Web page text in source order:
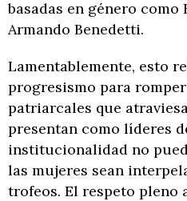
basadas en género
Armando Benedetti.
Lamentablemente, esto
progresismo para
patriarcales que
presentan como líderes
institucionalidad no
las mujeres sean
trofeos. El respeto pleno